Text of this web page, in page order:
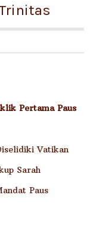
Pertama Paus
Vatikan
Sarah
Paus